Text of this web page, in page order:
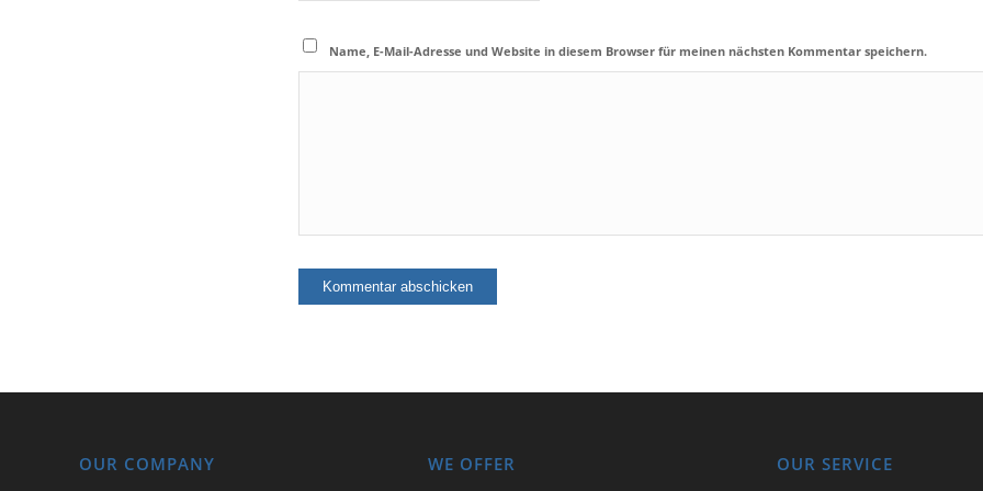
Name, E-Mail-Adresse und Website in diesem Browser für meinen nächsten Kommentar speichern.
OUR COMPANY WE OFFER OUR SERVICE